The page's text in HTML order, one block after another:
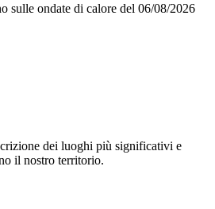
sulle ondate di calore del 06/08/2026
dei luoghi più significativi e
il nostro territorio.